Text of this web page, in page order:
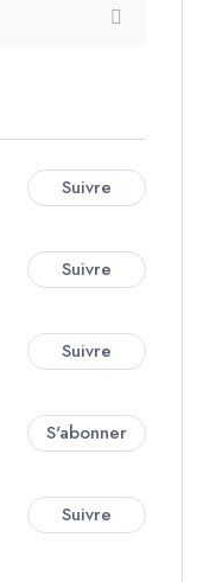
Suivre
Suivre
Suivre
S'abonner
Suivre